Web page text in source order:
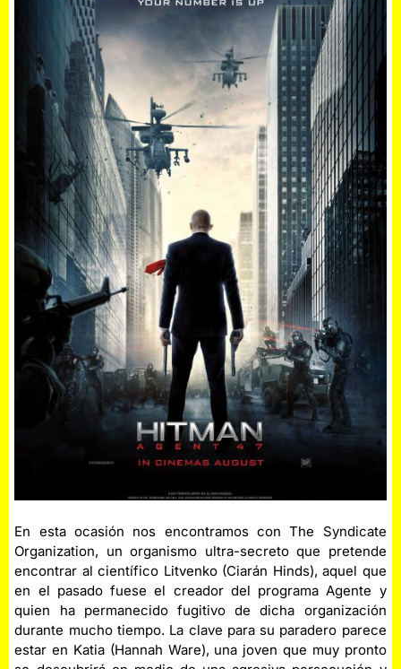
En esta ocasión nos encontramos con The Syndicate
Organization, un organismo ultra-secreto que pretende
encontrar al científico Litvenko (Ciarán Hinds), aquel que
en el pasado fuese el creador del programa Agente y
quien ha permanecido fugitivo de dicha organización
durante mucho tiempo. La clave para su paradero parece
estar en Katia (Hannah Ware), una joven que muy pronto